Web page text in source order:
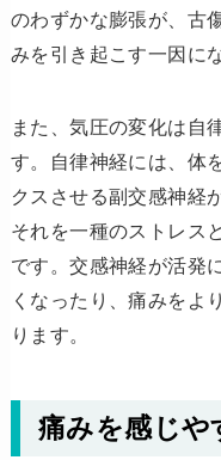
のわずかな膨張が、古
みを引き起こす一因に
また、気圧の変化は自
す。自律神経には、体
クスさせる副交感神経
それを一種のストレス
です。交感神経が活発
くなったり、痛みをよ
ります。
痛みを感じや